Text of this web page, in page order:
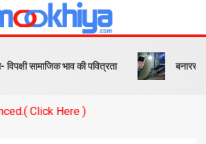
भाव की पवित्रता बनारस स्टेशन के
)